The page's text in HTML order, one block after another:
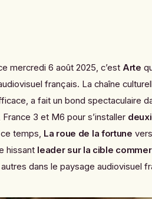
mercredi 6 août 2025, c’est Arte
français. La chaîne
a fait un bond spectaculaire
3 et M6 pour s’installer
temps, La roue de la fortune
hissant leader sur la cible
dans le paysage audiovisuel